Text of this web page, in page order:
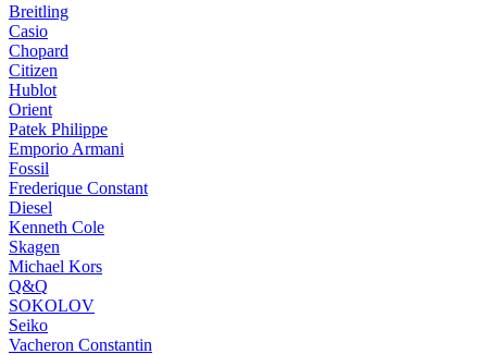
Breitling
Casio
Chopard
Citizen
Hublot
Orient
Patek Philippe
Emporio Armani
Fossil
Frederique Constant
Diesel
Kenneth Cole
Skagen
Michael Kors
Q&Q
SOKOLOV
Seiko
Vacheron Constantin